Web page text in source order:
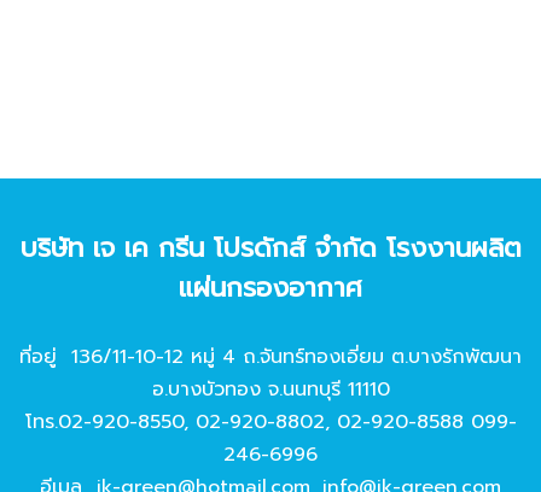
บริษัท เจ เค กรีน โปรดักส์ จํากัด โรงงานผลิต
แผ่นกรองอากาศ
ที่อยู่ 136/11-10-12 หมู่ 4 ถ.จันทร์ทองเอี่ยม ต.บางรักพัฒนา
อ.บางบัวทอง จ.นนทบุรี 11110
โทร.02-920-8550, 02-920-8802, 02-920-8588 099-
246-6996